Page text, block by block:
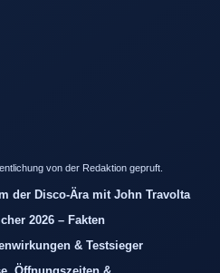
von der Redaktion gepruft.
der Disco-Ära mit John Travolta
2026 – Fakten
& Testsieger